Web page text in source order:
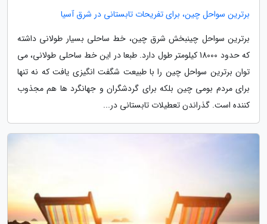
برترین سواحل چین، برای تفریحات تابستانی در شرق آسیا
برترین سواحل چینبخش شرق چین، خط ساحلی بسیار طولانی داشته
که حدود 18000 کیلومتر طول دارد. طبعا در این خط ساحلی طولانی، می
توان برترین سواحل چین را با طبیعت شگفت انگیزی یافت که نه تنها
برای مردم بومی چین بلکه برای گردشگران و جهانگرد ها هم مجذوب
کننده است. گذراندن تعطیلات تابستانی در...